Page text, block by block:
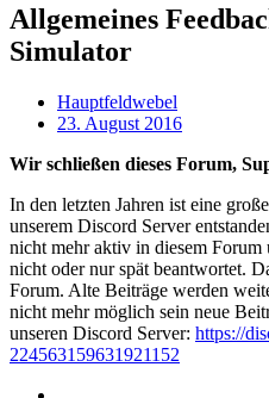
Allgemeines
Simulator
Hauptfeldwebel
23. August 2016
Wir schließen dieses Forum,
In den letzten Jahren ist eine
unserem Discord Server
nicht mehr aktiv in diesem
nicht oder nur spät beantwortet.
Forum. Alte Beiträge werden
nicht mehr möglich sein neue
unseren Discord Server: https://
224563159631921152